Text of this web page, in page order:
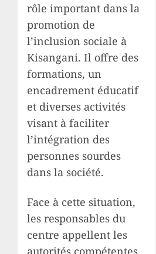
rôle important dans la
promotion de
l’inclusion sociale à
Kisangani. Il offre des
formations, un
encadrement éducatif
et diverses activités
visant à faciliter
l’intégration des
personnes sourdes
dans la société.
Face à cette situation,
les responsables du
centre appellent les
autorités compétentes